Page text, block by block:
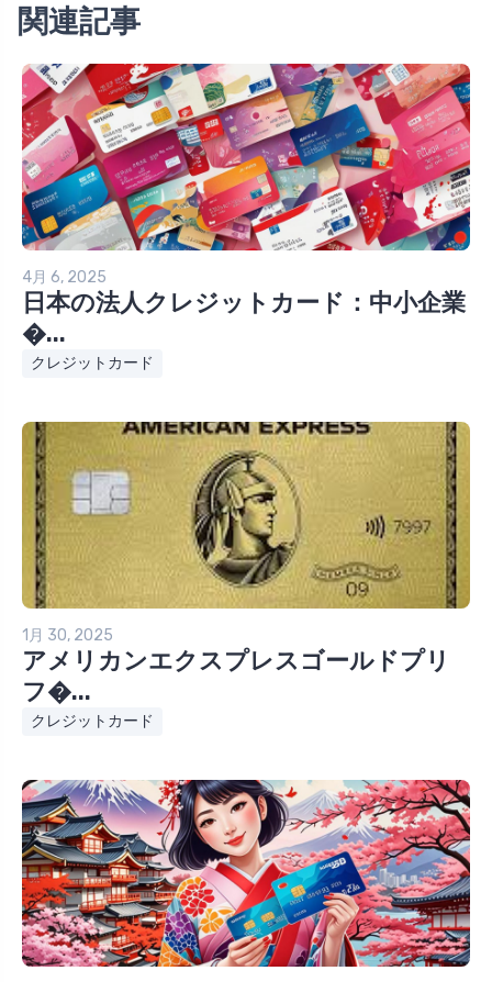
関連記事
4月 6, 2025
日本の法人クレジットカード：中小企業
�...
クレジットカード
1月 30, 2025
アメリカンエクスプレスゴールドプリ
フ�...
クレジットカード